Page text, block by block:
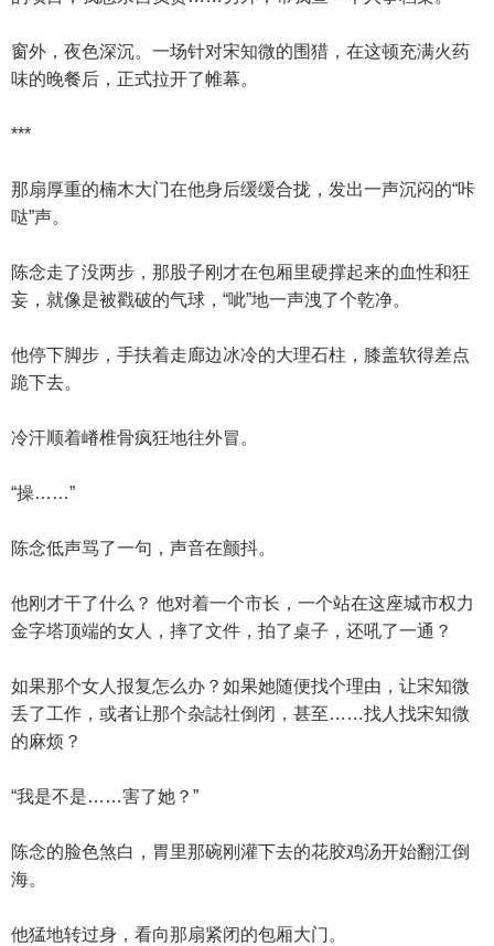
窗外，夜色深沉。一场针对宋知微的围猎，在这顿充满火药
味的晚餐后，正式拉开了帷幕。
***
那扇厚重的楠木大门在他身后缓缓合拢，发出一声沉闷的“咔
哒”声。
陈念走了没两步，那股子刚才在包厢里硬撑起来的血性和狂
妄，就像是被戳破的气球，“呲”地一声洩了个乾净。
他停下脚步，手扶着走廊边冰冷的大理石柱，膝盖软得差点
跪下去。
冷汗顺着嵴椎骨疯狂地往外冒。
“操……”
陈念低声骂了一句，声音在颤抖。
他刚才干了什么？ 他对着一个市长，一个站在这座城市权力
金字塔顶端的女人，摔了文件，拍了桌子，还吼了一通？
如果那个女人报复怎么办？如果她随便找个理由，让宋知微
丢了工作，或者让那个杂誌社倒闭，甚至……找人找宋知微
的麻烦？
“我是不是……害了她？”
陈念的脸色煞白，胃里那碗刚灌下去的花胶鸡汤开始翻江倒
海。
他猛地转过身，看向那扇紧闭的包厢大门。